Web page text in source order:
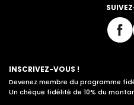
INSCRIVEZ-VOUS !
Devenez membre du programme
Un chèque fidélité de 10% du